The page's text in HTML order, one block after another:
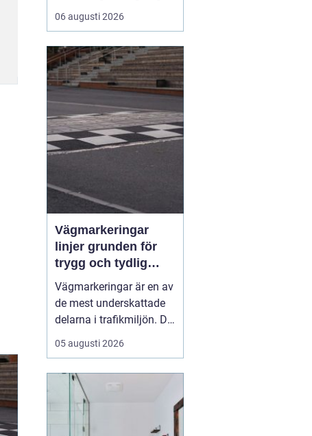
lossnar under lunchen,
en tand går av under en
värk blir plötsligt så
stark att sömnen störs.
Då uppstårbeho...
06 augusti 2026
Vägmarkeringar
linjer grunden för
trygg och tydlig
trafik
Vägmarkeringar är en av
de mest underskattade
delarna i trafikmiljön. De
syns överallt, men märks
ofta först när de saknas
vägmarkeringar linjer
skaparstruktur,...
05 augusti 2026